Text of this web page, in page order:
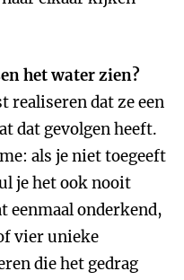
het water zien?
realiseren dat ze een
dat gevolgen heeft.
als je niet toegeeft
je het ook nooit
eenmaal onderkend,
vier unieke
die het gedrag